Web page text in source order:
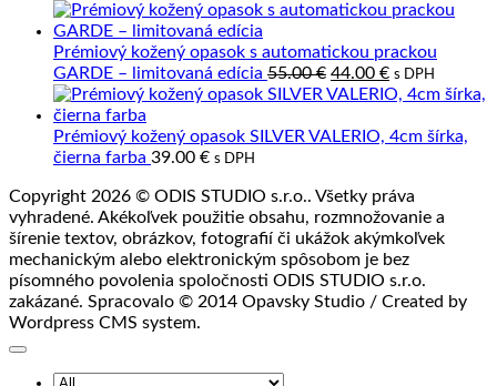
prírodná
a
jej
spracovanie
Prémiový kožený opasok s automatickou prackou
GARDE – limitovaná edícia 55.00€ Pôvodná
cena
55.00 €.
44.00 €Aktuálna
cena
44.00 €.
s DPH
Prémiový kožený opasok SILVER VALERIO, 4cm šírka,
čierna farba 39.00 € s DPH
Copyright 2026 © ODIS STUDIO s.r.o.. Všetky práva
vyhradené. Akékoľvek použitie obsahu, rozmnožovanie a
šírenie textov, obrázkov, fotografií či ukážok akýmkoľvek
mechanickým alebo elektronickým spôsobom je bez
písomného povolenia spoločnosti ODIS STUDIO s.r.o.
zakázané. Spracovalo © 2014 Opavsky Studio / Created by
Wordpress CMS system.